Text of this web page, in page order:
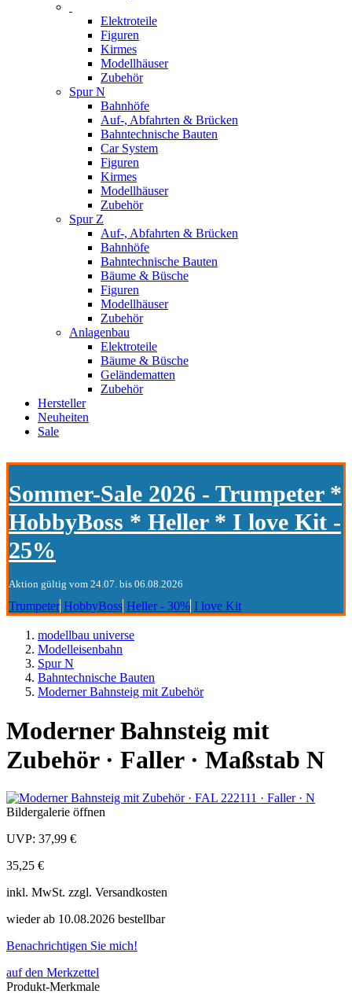
Elektroteile
Figuren
Kirmes
Modellhäuser
Zubehör
Spur N
Bahnhöfe
Auf-, Abfahrten & Brücken
Bahntechnische Bauten
Car System
Figuren
Kirmes
Modellhäuser
Zubehör
Spur Z
Auf-, Abfahrten & Brücken
Bahnhöfe
Bahntechnische Bauten
Bäume & Büsche
Figuren
Modellhäuser
Zubehör
Anlagenbau
Elektroteile
Bäume & Büsche
Geländematten
Zubehör
Hersteller
Neuheiten
Sale
Sommer-Sale 2026 - Trumpeter *
HobbyBoss * Heller * I love Kit -
25%
Aktion gültig vom 24.07. bis 06.08.2026
Trumpeter HobbyBoss Heller - 30% I love Kit
modellbau universe
Modelleisenbahn
Spur N
Bahntechnische Bauten
Moderner Bahnsteig mit Zubehör
Moderner Bahnsteig mit
Zubehör · Faller · Maßstab N
Bildergalerie öffnen
UVP: 37,99 €
35,25 €
inkl. MwSt. zzgl. Versandkosten
wieder ab 10.08.2026 bestellbar
Benachrichtigen Sie mich!
auf den Merkzettel
Produkt-Merkmale